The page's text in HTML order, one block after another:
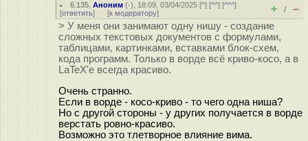
6.135 ,Аноним (-), 18:09, 03/04/2025 [^] [^^] [^^^]
[ответить] [к модератору] + / –
> У меня они занимают одну нишу - создание
сложных текстовых документов с формулами,
таблицами, картинками, вставками блок-схем,
кода программ. Только в ворде всё криво-косо, а в
LaTeX'е всегда красиво.
Очень странно.
Если в ворде - косо-криво - то чего одна ниша?
Но с другой стороны - у других получается в ворде
верстать ровно-красиво.
Возможно это тлетворное влияние вима.